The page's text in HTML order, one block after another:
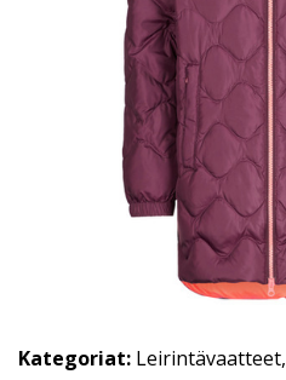
Kategoriat: Leirintävaatteet,